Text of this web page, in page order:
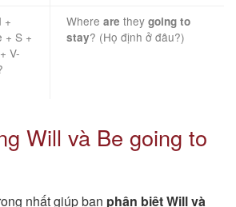
+
+ S +
V-
Where are they going to
stay? (Họ định ở đâu?)
Will và Be going to
nhất giúp bạn phân biệt Will và